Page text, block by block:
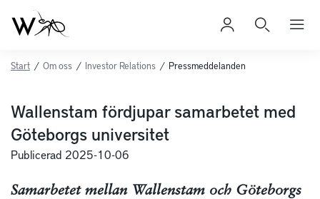
Start / Om oss / Investor Relations / Pressmeddelanden
Wallenstam fördjupar samarbetet med
Göteborgs universitet
Publicerad 2025-10-06
Samarbetet mellan Wallenstam och Göteborgs